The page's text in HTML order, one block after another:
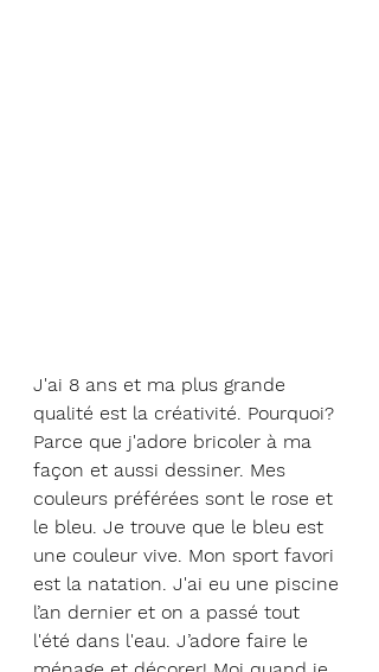
J'ai 8 ans et ma plus grande
qualité est la créativité. Pourquoi?
Parce que j'adore bricoler à ma
façon et aussi dessiner. Mes
couleurs préférées sont le rose et
le bleu. Je trouve que le bleu est
une couleur vive. Mon sport favori
est la natation. J'ai eu une piscine
l’an dernier et on a passé tout
l'été dans l'eau. J’adore faire le